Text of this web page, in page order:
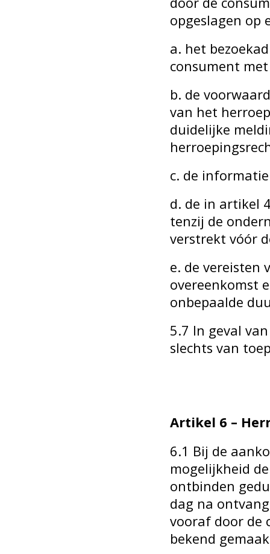
opgeslagen op
a. het
consument
b. de
van het
duidelijke
c. de
d. de in artikel
tenzij de
verstrekt vóór
e. de vereisten
overeenkomst
onbepaalde
5.7 In geval
slechts van
Artikel 6 –
6.1 Bij de
mogelijkheid
ontbinden
dag na
vooraf door de
bekend